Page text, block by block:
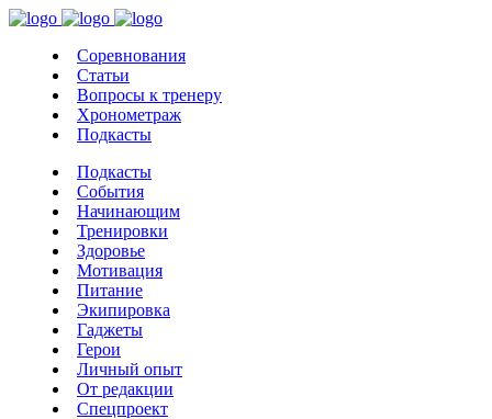
Соревнования
Статьи
Вопросы к тренеру
Хронометраж
Подкасты
Подкасты
События
Начинающим
Тренировки
Здоровье
Мотивация
Питание
Экипировка
Гаджеты
Герои
Личный опыт
От редакции
Спецпроект